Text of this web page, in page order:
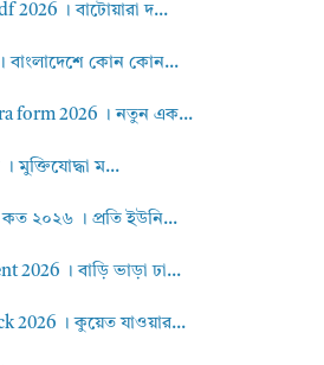
2026 । বাটোয়ারা দ...
বাংলাদেশে কোন কোন...
form 2026 । নতুন এক...
মুক্তিযোদ্ধা ম...
কত ২০২৬ । প্রতি ইউনি...
2026 । বাড়ি ভাড়া ঢা...
2026 । কুয়েত যাওয়ার...